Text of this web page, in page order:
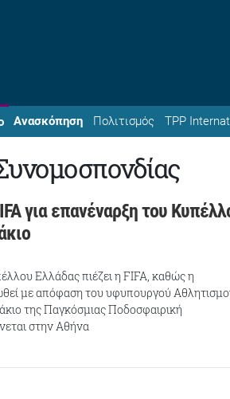
Ανασκόπηση Πολιτισμός TPP
για επανέναρξη του
Ελλάδας πιέζει η FIFA, καθώς η
με απόφαση του υφυπουργού
της Παγκόσμιας Ποδοσφαιρική
στην Αθήνα